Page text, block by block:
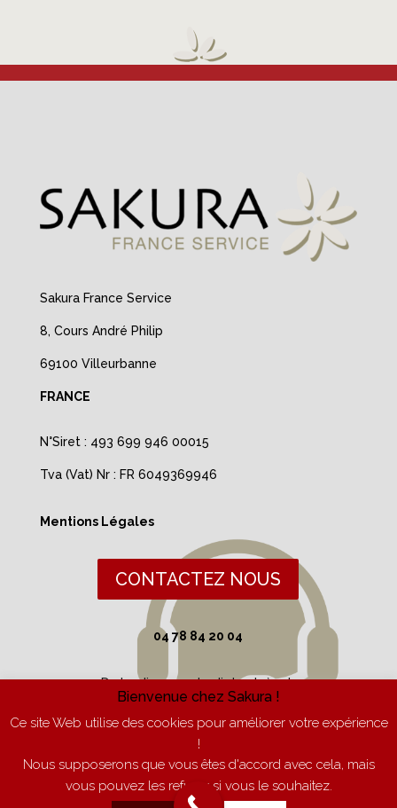
Sakura France Service
8, Cours André Philip
69100 Villeurbanne
FRANCE
N°Siret : 493 699 946 00015
Tva (Vat) Nr : FR 6049369946
Mentions Légales
CONTACTEZ NOUS
04 78 84 20 04
Du lundi au vendredi de 9h à 17h
Bienvenue chez Sakura !
Ce site Web utilise des cookies pour améliorer votre expérience
!
Nous supposerons que vous êtes d'accord avec cela, mais
vous pouvez les refuser si vous le souhaitez.